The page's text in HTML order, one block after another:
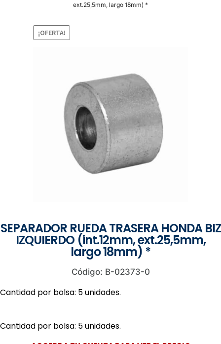
ext.25,5mm, largo 18mm) *
¡OFERTA!
SEPARADOR RUEDA TRASERA HONDA BIZ
IZQUIERDO (int.12mm, ext.25,5mm,
largo 18mm) *
Código: B-02373-0
Cantidad por bolsa: 5 unidades.
Cantidad por bolsa: 5 unidades.